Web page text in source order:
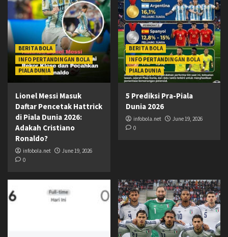
BERITA BOLA
INFO PERTANDINGAN BOLA
PIALA DUNIA
Lionel Messi Masuk
Daftar Pencetak Hattrick
di Piala Dunia 2026:
Adakah Cristiano
Ronaldo?
infobola.net
June 19, 2026
0
BERITA BOLA
INFO PERTANDINGAN BOLA
PIALA DUNIA
5 Prediksi Pra-Piala
Dunia 2026
infobola.net
June 19, 2026
0